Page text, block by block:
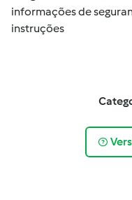
informações de
instruções